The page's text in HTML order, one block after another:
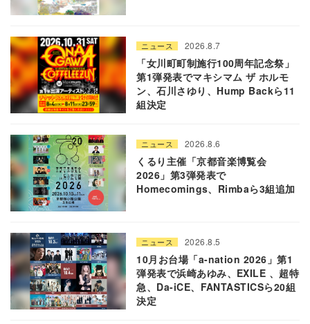
ニュース 2026.8.7
「女川町町制施行100周年記念祭」
第1弾発表でマキシマム ザ ホルモ
ン、石川さゆり、Hump Backら11
組決定
ニュース 2026.8.6
くるり主催「京都音楽博覧会
2026」第3弾発表で
Homecomings、Rimbaら3組追加
ニュース 2026.8.5
10月お台場「a-nation 2026」第1
弾発表で浜崎あゆみ、EXILE 、超特
急、Da-iCE、FANTASTICSら20組
決定